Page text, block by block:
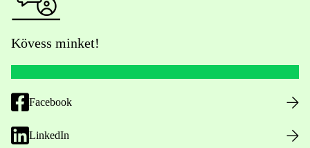
Kövess minket!
Facebook
LinkedIn